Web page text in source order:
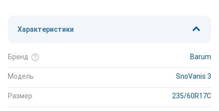
Характеристики
Бренд Barum
Модель SnoVanis 3
Размер 235/60R17C